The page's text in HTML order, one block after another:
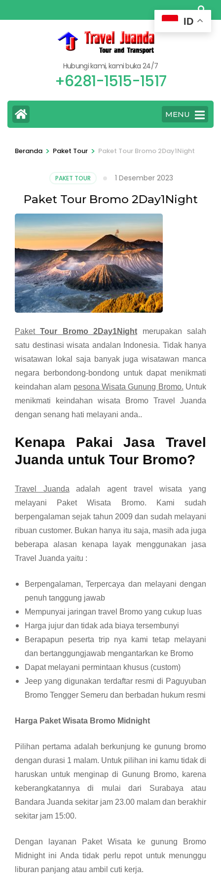
ke
Hubungi kami, kami buka 24/7
+6281-1515-1517
MENU
Beranda > Paket Tour > Paket Tour Bromo 2Day1Night
PAKET TOUR 1 Desember 2023
Paket Tour Bromo 2Day1Night
PaketTour Bromo 2Day1Night merupakan salah
satu destinasi wisata andalan Indonesia. Tidak hanya
wisatawan lokal saja banyak juga wisatawan manca
negara berbondong-bondong untuk dapat menikmati
keindahan alam pesona Wisata Gunung Bromo. Untuk
menikmati keindahan wisata Bromo Travel Juanda
dengan senang hati melayani anda..
Kenapa Pakai Jasa Travel
Juanda untuk Tour Bromo?
Travel Juanda adalah agent travel wisata yang
melayani Paket Wisata Bromo. Kami sudah
berpengalaman sejak tahun 2009 dan sudah melayani
ribuan customer. Bukan hanya itu saja, masih ada juga
beberapa alasan kenapa layak menggunakan jasa
Travel Juanda yaitu :
Berpengalaman, Terpercaya dan melayani dengan
penuh tanggung jawab
Mempunyai jaringan travel Bromo yang cukup luas
Harga jujur dan tidak ada biaya tersembunyi
Berapapun peserta trip nya kami tetap melayani
dan bertanggungjawab mengantarkan ke Bromo
Dapat melayani permintaan khusus (custom)
Jeep yang digunakan terdaftar resmi di Paguyuban
Bromo Tengger Semeru dan berbadan hukum resmi
Harga Paket Wisata Bromo Midnight
Pilihan pertama adalah berkunjung ke gunung bromo
dengan durasi 1 malam. Untuk pilihan ini kamu tidak di
haruskan untuk menginap di Gunung Bromo, karena
keberangkatannya di mulai dari Surabaya atau
Bandara Juanda sekitar jam 23.00 malam dan berakhir
sekitar jam 15:00.
Dengan layanan Paket Wisata ke gunung Bromo
Midnight ini Anda tidak perlu repot untuk menunggu
liburan panjang atau ambil cuti kerja.
ID